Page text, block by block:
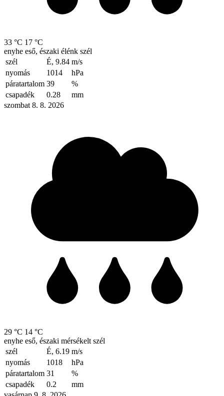
33 °C 17 °C
enyhe eső, északi élénk szél
szél
É, 9.84 m/s
nyomás
1014
hPa
páratartalom 39
%
csapadék
0.28
mm
szombat 8. 8. 2026
29 °C 14 °C
enyhe eső, északi mérsékelt szél
szél
É, 6.19 m/s
nyomás
1018
hPa
páratartalom 31
%
csapadék
0.2
mm